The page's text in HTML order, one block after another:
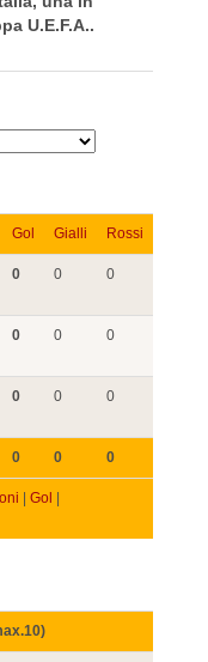
U.E.F.A..
Gol Gialli Rossi
0 0 0
0 0 0
0 0 0
0 0 0
Gol